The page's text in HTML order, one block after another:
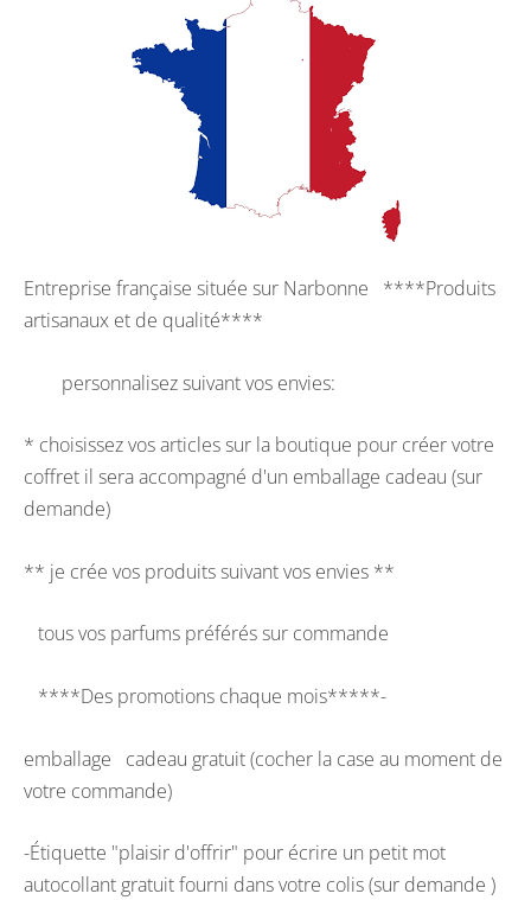
Entreprise française située sur Narbonne ****Produits
artisanaux et de qualité****
personnalisez suivant vos envies:
* choisissez vos articles sur la boutique pour créer votre
coffret il sera accompagné d'un emballage cadeau (sur
demande)
** je crée vos produits suivant vos envies **
tous vos parfums préférés sur commande
****Des promotions chaque mois*****-
emballage cadeau gratuit (cocher la case au moment de
votre commande)
-Étiquette "plaisir d'offrir" pour écrire un petit mot
autocollant gratuit fourni dans votre colis (sur demande )